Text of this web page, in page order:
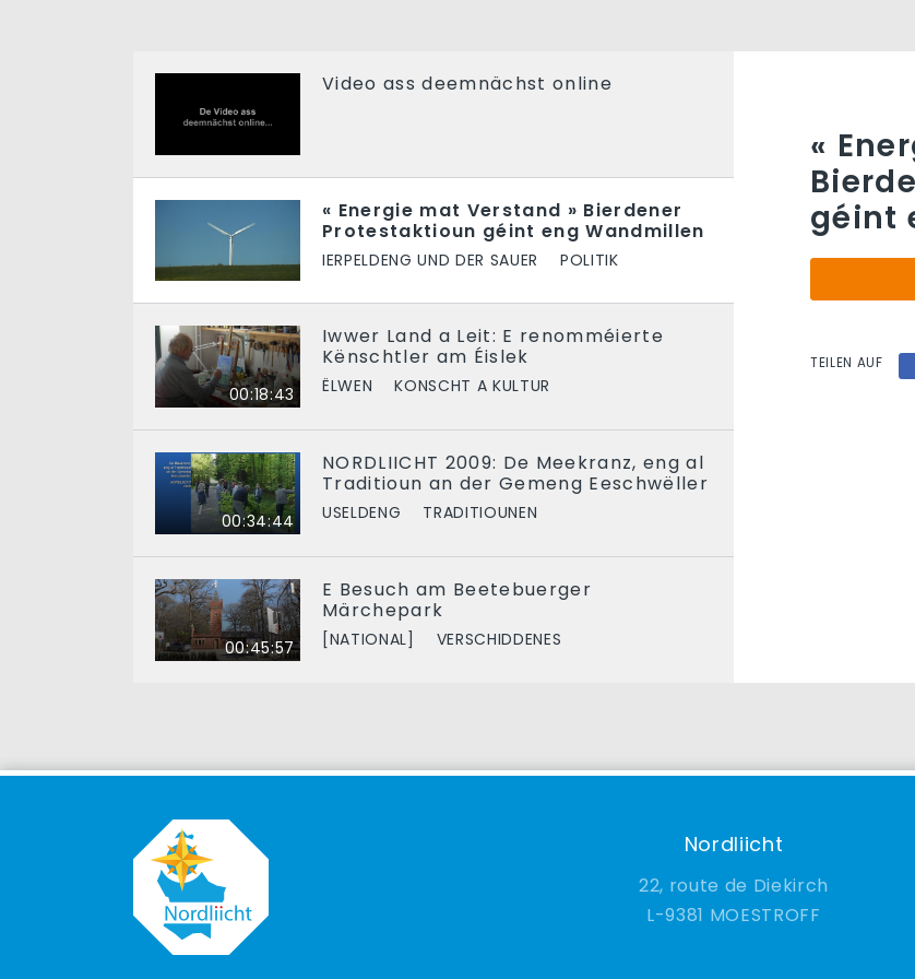
Video ass deemnächst online
« Energie mat Verstand » Bierdener
Protestaktioun géint eng Wandmillen
IERPELDENG UND DER SAUER POLITIK
00:18:43
Iwwer Land a Leit: E renomméierte
Kënschtler am Éislek
ËLWEN KONSCHT A KULTUR
00:34:44
NORDLIICHT 2009: De Meekranz, eng al
Traditioun an der Gemeng Eeschwëller
USELDENG TRADITIOUNEN
00:45:57
E Besuch am Beetebuerger
Märchepark
[NATIONAL] VERSCHIDDENES
«
géint
TEILEN AUF
Nordliicht
22, route de Diekirch
9381 MOESTROFF